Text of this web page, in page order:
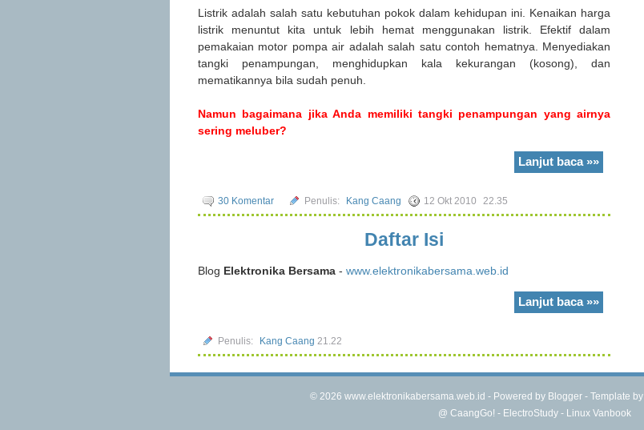
Listrik adalah salah satu kebutuhan pokok dalam kehidupan ini. Kenaikan harga
listrik menuntut kita untuk lebih hemat menggunakan listrik. Efektif dalam
pemakaian motor pompa air adalah salah satu contoh hematnya. Menyediakan
tangki penampungan, menghidupkan kala kekurangan (kosong), dan
mematikannya bila sudah penuh.
Namun bagaimana jika Anda memiliki tangki penampungan yang airnya
sering meluber?
Lanjut baca »»
30 Komentar Penulis: Kang Caang 12 Okt 2010 22.35
Daftar Isi
Blog Elektronika Bersama - www.elektronikabersama.web.id
Lanjut baca »»
Penulis: Kang Caang 21.22
© 2026 www.elektronikabersama.web.id - Powered by Blogger- Template by
@ CaangGo! - ElectroStudy - Linux Vanbook